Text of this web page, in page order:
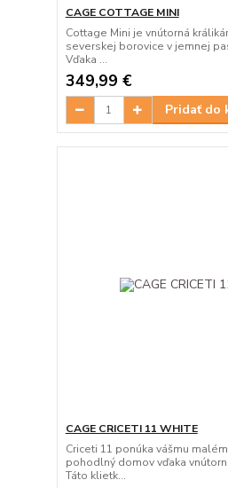
CAGE COTTAGE MINI
Cottage Mini je vnútorná
severskej borovice v jemnej
Vďaka ...
349,99 €
Pridať do
CAGE CRICETI 11 WHITE
Criceti 11 ponúka vášmu
pohodlný domov vďaka
Táto klietk...